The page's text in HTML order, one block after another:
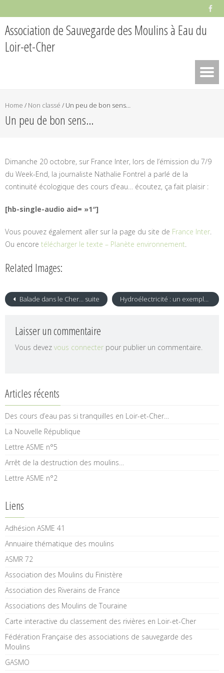
Association de Sauvegarde des Moulins à Eau du
Loir-et-Cher
Home / Non classé / Un peu de bon sens…
Un peu de bon sens…
Dimanche 20 octobre, sur France Inter, lors de l’émission du 7/9
du Week-End, la journaliste Nathalie Fontrel a parlé de la
continuité écologique des cours d’eau… écoutez, ça fait plaisir :
[hb-single-audio aid= »1″]
Vous pouvez également aller sur la page du site de France Inter.
Ou encore télécharger le texte – Planète environnement.
Related Images:
Balade dans le Cher… suite Hydroélectricité : un exemple à méditer
Laisser un commentaire
Vous devez vous connecter pour publier un commentaire.
Articles récents
Des cours d’eau pas si tranquilles en Loir-et-Cher…
La Nouvelle République
Lettre ASME n°5
Arrêt de la destruction des moulins…
Lettre ASME n°2
Liens
Adhésion ASME 41
Annuaire thématique des moulins
ASMR 72
Association des Moulins du Finistère
Association des Riverains de France
Associations des Moulins de Touraine
Carte interactive du classement des rivières en Loir-et-Cher
Fédération Française des associations de sauvegarde des
Moulins
GASMO